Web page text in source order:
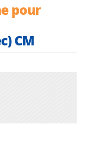
pour
CM